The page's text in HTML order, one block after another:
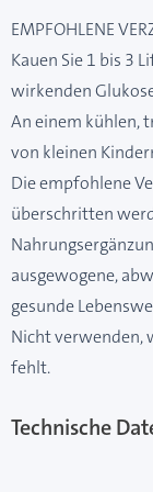
EMPFOHLENE
Kauen Sie 1 bis 3
wirkenden
An einem kühlen,
von kleinen
Die empfohlene
überschritten
ausgewogene,
gesunde
Nicht verwenden,
fehlt.
Technische